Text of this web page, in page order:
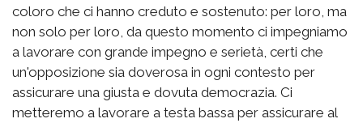
coloro che ci hanno creduto e sostenuto: per loro, ma
non solo per loro, da questo momento ci impegniamo
a lavorare con grande impegno e serietà, certi che
un'opposizione sia doverosa in ogni contesto per
assicurare una giusta e dovuta democrazia. Ci
metteremo a lavorare a testa bassa per assicurare al